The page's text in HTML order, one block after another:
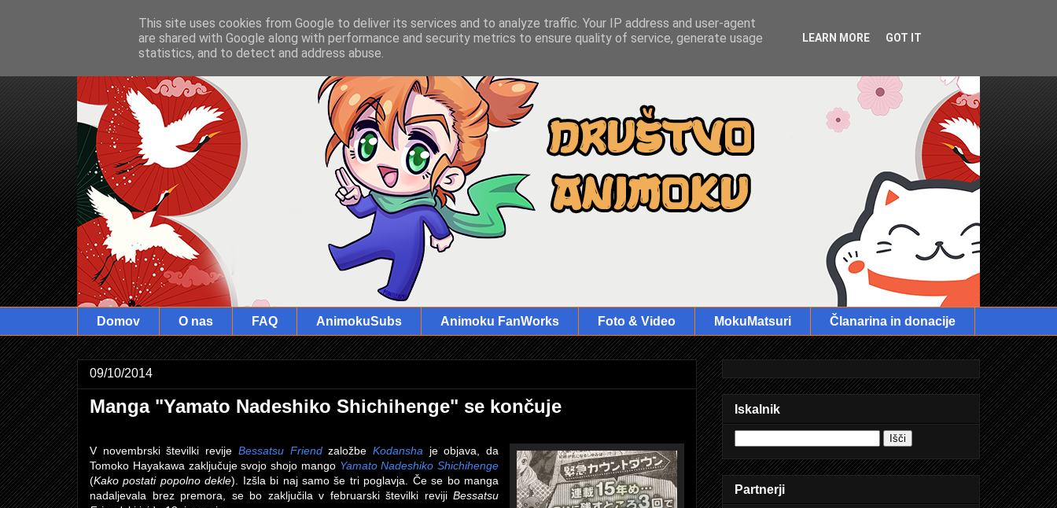
Domov O nas FAQ AnimokuSubs Animoku FanWorks Foto & Video MokuMatsuri Članarina in donacije
09/10/2014
Manga "Yamato Nadeshiko Shichihenge" se končuje
V novembrski številki revije Bessatsu Friendzaložbe Kodansha je objava, da
Tomoko Hayakawa zaključuje svojo shojo mango Yamato Nadeshiko Shichihenge
(Kako postati popolno dekle). Izšla bi naj samo še tri poglavja. Če se bo manga
nadaljevala brez premora, se bo zaključila v februarski številki reviji Bessatsu
Iskalnik
Partnerji
This site uses cookies from Google to deliver its services and to analyze traffic. Your IP address and user-agent
are shared with Google along with performance and security metrics to ensure quality of service, generate usage
statistics, and to detect and address abuse.
LEARN MORE GOT IT